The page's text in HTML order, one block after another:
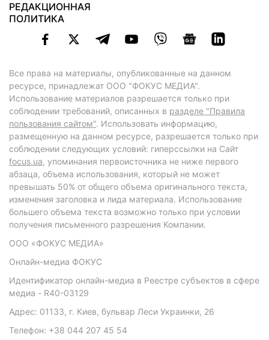
РЕДАКЦИОННАЯ
ПОЛИТИКА
Все права на материалы, опубликованные на данном
ресурсе, принадлежат ООО "ФОКУС МЕДИА".
Использование материалов разрешается только при
соблюдении требований, описанных в разделе "Правила
пользования сайтом". Использовать информацию,
размещенную на данном ресурсе, разрешается только при
соблюдении следующих условий: гиперссылки на Сайт
focus.ua, упоминания первоисточника не ниже первого
абзаца, объема использования, который не может
превышать 50% от общего объема оригинального текста,
изменения заголовка и лида материала. Использование
большего объема текста возможно только при условии
получения письменного разрешения Компании.
ООО «ФОКУС МЕДИА»
Онлайн-медиа ФОКУС
Идентификатор онлайн-медиа в Реестре субъектов в сфере
медиа - R40-03129
Адрес: 01133, г. Киев, бульвар Леси Украинки, 26
Телефон: +38 044 207 45 54